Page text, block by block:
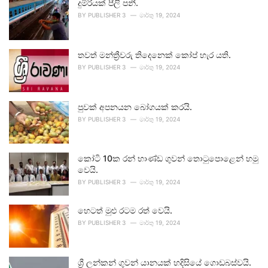
දුම්රියක් පීලි පනී.
BY PUBLISHER 3 මාර්තු 19, 2024
තවත් මන්ත්‍රීවරු තිදෙනෙක් කෝප් හැර යති.
BY PUBLISHER 3 මාර්තු 19, 2024
පුවක් අපනයන බෝගයක් කරයි.
BY PUBLISHER 3 මාර්තු 19, 2024
කෝටි 10ක රන් භාණ්ඩ ගුවන් තොටුපොළෙන් හමු
වෙයි.
BY PUBLISHER 3 මාර්තු 19, 2024
හෙටත් මුළු රටම රත් වෙයි.
BY PUBLISHER 3 මාර්තු 19, 2024
ශ්‍රී ලන්කන් ගුවන් යානයක් හදිසියේ ගොඩබස්වයි.